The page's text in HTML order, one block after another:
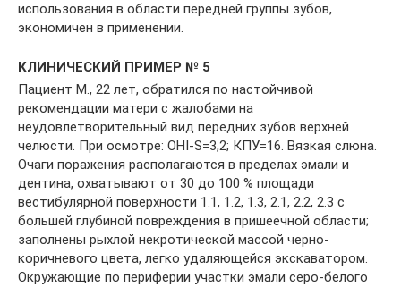
использования в области передней группы зубов,
экономичен в применении.
КЛИНИЧЕСКИЙ ПРИМЕР № 5
Пациент М., 22 лет, обратился по настойчивой
рекомендации матери с жалобами на
неудовлетворительный вид передних зубов верхней
челюсти. При осмотре: OHI-S=3,2; КПУ=16. Вязкая слюна.
Очаги поражения располагаются в пределах эмали и
дентина, охватывают от 30 до 100 % площади
вестибулярной поверхности 1.1, 1.2, 1.3, 2.1, 2.2, 2.3 с
большей глубиной повреждения в пришеечной области;
заполнены рыхлой некротической массой черно-
коричневого цвета, легко удаляющейся экскаватором.
Окружающие по периферии участки эмали серо-белого